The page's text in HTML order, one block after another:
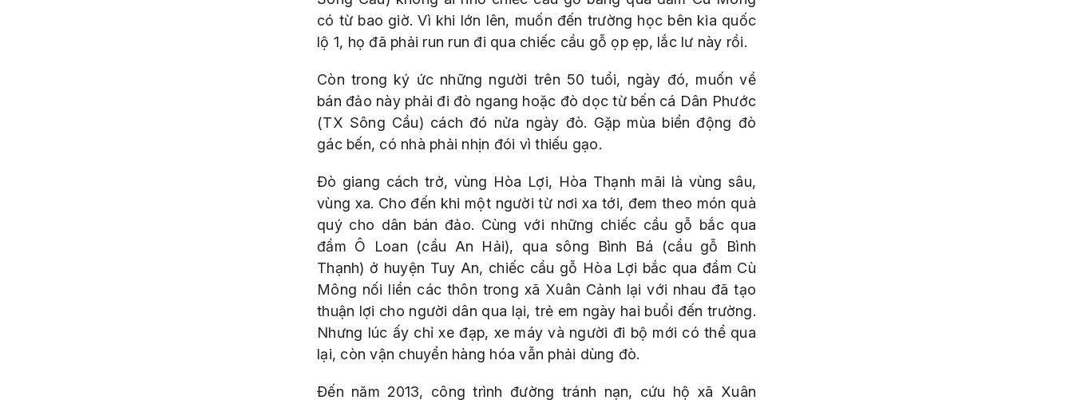
có từ bao giờ. Vì khi lớn lên, muốn đến trường học bên kia quốc
lộ 1, họ đã phải run run đi qua chiếc cầu gỗ ọp ẹp, lắc lư này rồi.
Còn trong ký ức những người trên 50 tuổi, ngày đó, muốn về
bán đảo này phải đi đò ngang hoặc đò dọc từ bến cá Dân Phước
(TX Sông Cầu) cách đó nửa ngày đò. Gặp mùa biển động đò
gác bến, có nhà phải nhịn đói vì thiếu gạo.
Đò giang cách trở, vùng Hòa Lợi, Hòa Thạnh mãi là vùng sâu,
vùng xa. Cho đến khi một người từ nơi xa tới, đem theo món quà
quý cho dân bán đảo. Cùng với những chiếc cầu gỗ bắc qua
đầm Ô Loan (cầu An Hải), qua sông Bình Bá (cầu gỗ Bình
Thạnh) ở huyện Tuy An, chiếc cầu gỗ Hòa Lợi bắc qua đầm Cù
Mông nối liền các thôn trong xã Xuân Cảnh lại với nhau đã tạo
thuận lợi cho người dân qua lại, trẻ em ngày hai buổi đến trường.
Nhưng lúc ấy chỉ xe đạp, xe máy và người đi bộ mới có thể qua
lại, còn vận chuyển hàng hóa vẫn phải dùng đò.
Đến năm 2013, công trình đường tránh nạn, cứu hộ xã Xuân